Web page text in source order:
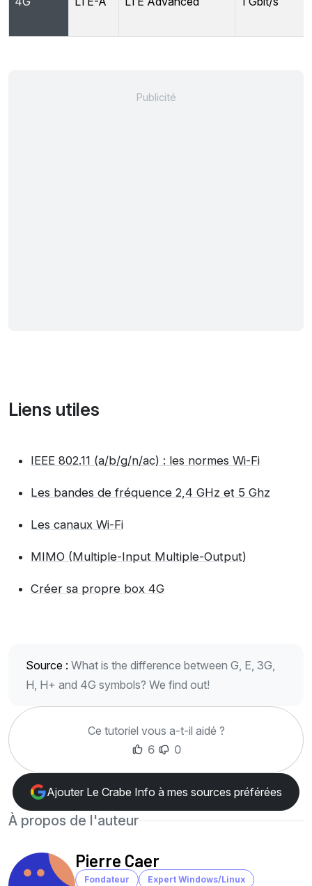
Liens utiles
IEEE 802.11 (a/b/g/n/ac) : les normes Wi-Fi
Les bandes de fréquence 2,4 GHz et 5 Ghz
Les canaux Wi-Fi
MIMO (Multiple-Input Multiple-Output)
Créer sa propre box 4G
Source : What is the difference between G, E, 3G,
H, H+ and 4G symbols? We find out!
Ce tutoriel vous a-t-il aidé ?
6
0
Ajouter Le Crabe Info à mes sources préférées
À propos de l'auteur
Pierre Caer
Fondateur Expert Windows/Linux